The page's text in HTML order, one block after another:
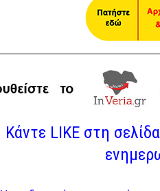
Κάντε LIKE στη